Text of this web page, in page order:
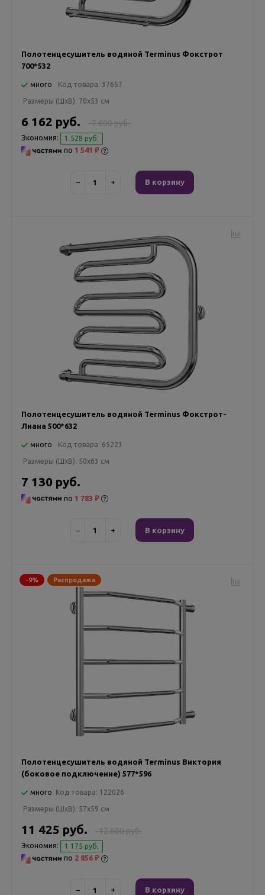
Полотенцесушитель водяной Terminus Фокстрот
700*532
много Код товара: 37657
Размеры (ШxВ): 70x53 см
7 690 руб.
6 162 руб.
Экономия: 1 528 руб.
по 1 541 ₽
− + В корзину
Полотенцесушитель водяной Terminus Фокстрот-
Лиана 500*632
много Код товара: 65223
Размеры (ШxВ): 50x63 см
7 130 руб.
по 1 783 ₽
− + В корзину
-9% Распродажа
Полотенцесушитель водяной Terminus Виктория
(боковое подключение) 577*596
много Код товара: 122026
Размеры (ШxВ): 57x59 см
12 600 руб.
11 425 руб.
Экономия: 1 175 руб.
по 2 856 ₽
− + В корзину